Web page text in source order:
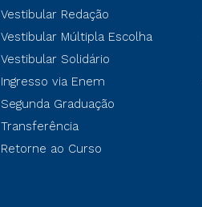
Vestibular Redação
Vestibular Múltipla Escolha
Vestibular Solidário
Ingresso via Enem
Segunda Graduação
Transferência
Retorne ao Curso